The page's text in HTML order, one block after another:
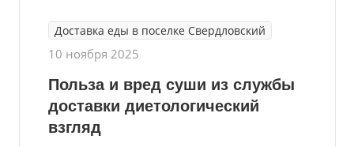
Доставка еды в поселке Свердловский
10 ноября 2025
Польза и вред суши из службы
доставки диетологический
взгляд